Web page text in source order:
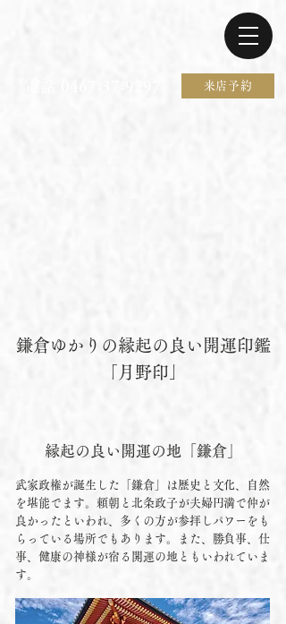
来店予約
鎌倉ゆかりの縁起の良い開運印鑑
「月野印」
縁起の良い開運の地「鎌倉」
武家政権が誕生した「鎌倉」は歴史と文化、自然
を堪能でます。頼朝と北条政子が夫婦円満で仲が
良かったといわれ、多くの方が参拝しパワーをも
らっている場所でもあります。また、勝負事、仕
事、健康の神様が宿る開運の地ともいわれていま
す。